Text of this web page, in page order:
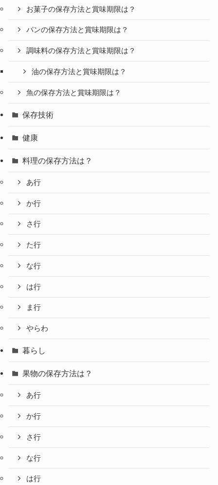
お菓子の保存方法と賞味期限は？
パンの保存方法と賞味期限は？
調味料の保存方法と賞味期限は？
油の保存方法と賞味期限は？
魚の保存方法と賞味期限は？
保存技術
健康
料理の保存方法は？
あ行
か行
さ行
た行
な行
は行
ま行
やらわ
暮らし
果物の保存方法は？
あ行
か行
さ行
な行
は行